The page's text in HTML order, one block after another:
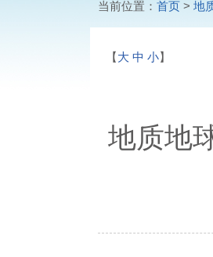
当前位置： 首页> 地
【大 中 小】
地质地